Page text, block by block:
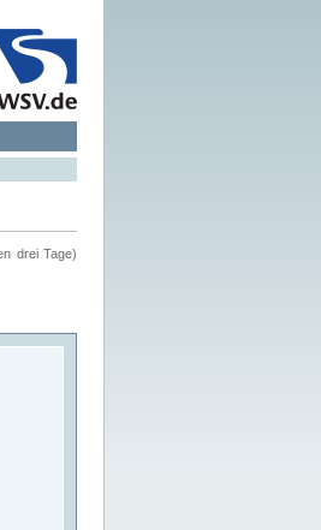
drei Tage)